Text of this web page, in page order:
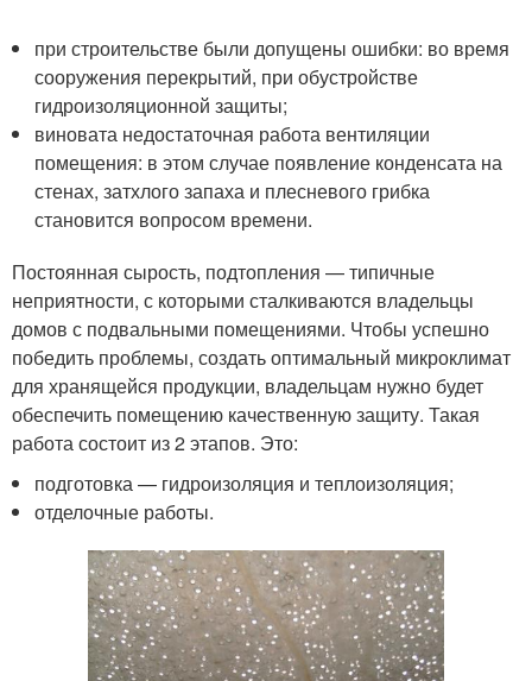
при строительстве были допущены ошибки: во время
сооружения перекрытий, при обустройстве
гидроизоляционной защиты;
виновата недостаточная работа вентиляции
помещения: в этом случае появление конденсата на
стенах, затхлого запаха и плесневого грибка
становится вопросом времени.
Постоянная сырость, подтопления — типичные
неприятности, с которыми сталкиваются владельцы
домов с подвальными помещениями. Чтобы успешно
победить проблемы, создать оптимальный микроклимат
для хранящейся продукции, владельцам нужно будет
обеспечить помещению качественную защиту. Такая
работа состоит из 2 этапов. Это:
подготовка — гидроизоляция и теплоизоляция;
отделочные работы.